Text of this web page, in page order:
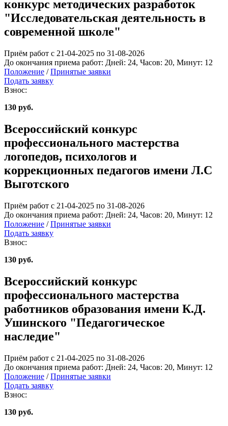
конкурс методических разработок
"Исследовательская деятельность в
современной школе"
Приём работ с 21-04-2025 по 31-08-2026
До окончания приема работ: Дней: 24, Часов: 20, Минут: 12
Положение / Принятые заявки
Подать заявку
Взнос:
130 руб.
Всероссийский конкурс
профессионального мастерства
логопедов, психологов и
коррекционных педагогов имени Л.С
Выготского
Приём работ с 21-04-2025 по 31-08-2026
До окончания приема работ: Дней: 24, Часов: 20, Минут: 12
Положение / Принятые заявки
Подать заявку
Взнос:
130 руб.
Всероссийский конкурс
профессионального мастерства
работников образования имени К.Д.
Ушинского "Педагогическое
наследие"
Приём работ с 21-04-2025 по 31-08-2026
До окончания приема работ: Дней: 24, Часов: 20, Минут: 12
Положение / Принятые заявки
Подать заявку
Взнос:
130 руб.